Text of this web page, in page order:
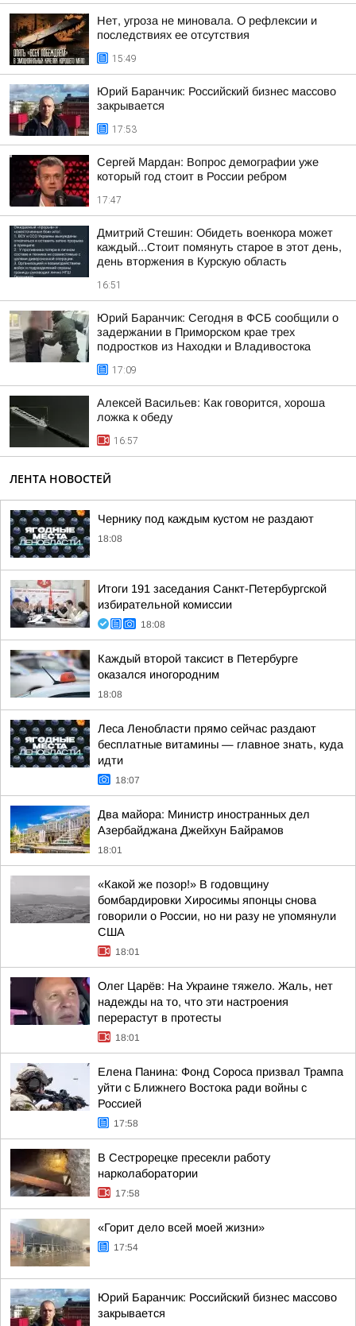
Нет, угроза не миновала. О рефлексии и
последствиях ее отсутствия
15:49
Юрий Баранчик: Российский бизнес массово
закрывается
17:53
Сергей Мардан: Вопрос демографии уже
который год стоит в России ребром
17:47
Дмитрий Стешин: Обидеть военкора может
каждый...Стоит помянуть старое в этот день,
день вторжения в Курскую область
16:51
Юрий Баранчик: Сегодня в ФСБ сообщили о
задержании в Приморском крае трех
подростков из Находки и Владивостока
17:09
Алексей Васильев: Как говорится, хороша
ложка к обеду
16:57
ЛЕНТА НОВОСТЕЙ
Чернику под каждым кустом не раздают
18:08
Итоги 191 заседания Санкт-Петербургской
избирательной комиссии
18:08
Каждый второй таксист в Петербурге
оказался иногородним
18:08
Леса Ленобласти прямо сейчас раздают
бесплатные витамины — главное знать, куда
идти
18:07
Два майора: Министр иностранных дел
Азербайджана Джейхун Байрамов
18:01
«Какой же позор!» В годовщину
бомбардировки Хиросимы японцы снова
говорили о России, но ни разу не упомянули
США
18:01
Олег Царёв: На Украине тяжело. Жаль, нет
надежды на то, что эти настроения
перерастут в протесты
18:01
Елена Панина: Фонд Сороса призвал Трампа
уйти с Ближнего Востока ради войны с
Россией
17:58
В Сестрорецке пресекли работу
нарколаборатории
17:58
«Горит дело всей моей жизни»
17:54
Юрий Баранчик: Российский бизнес массово
закрывается